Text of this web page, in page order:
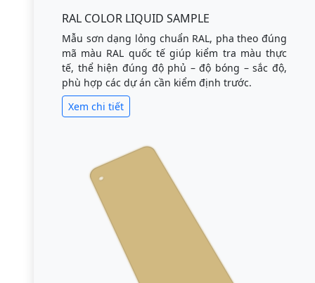
RAL COLOR LIQUID SAMPLE
Mẫu sơn dạng lỏng chuẩn RAL, pha theo đúng
mã màu RAL quốc tế giúp kiểm tra màu thực
tế, thể hiện đúng độ phủ – độ bóng – sắc độ,
phù hợp các dự án cần kiểm định trước.
Xem chi tiết